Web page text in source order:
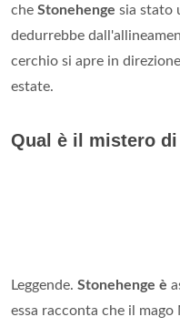
che Stonehenge sia stato
dedurrebbe
cerchio si apre in
estate.
Qual è il mistero di
Leggende. Stonehenge è
essa racconta che il